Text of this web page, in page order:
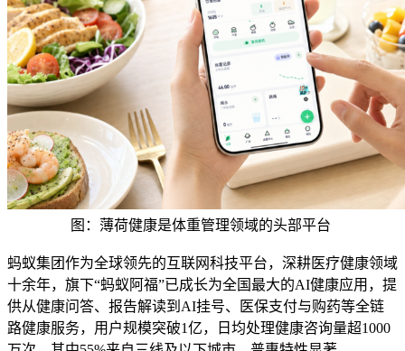
图：薄荷健康是体重管理领域的头部平台
蚂蚁集团作为全球领先的互联网科技平台，深耕医疗健康领域
十余年，旗下“蚂蚁阿福”已成长为全国最大的AI健康应用，提
供从健康问答、报告解读到AI挂号、医保支付与购药等全链
路健康服务，用户规模突破1亿，日均处理健康咨询量超1000